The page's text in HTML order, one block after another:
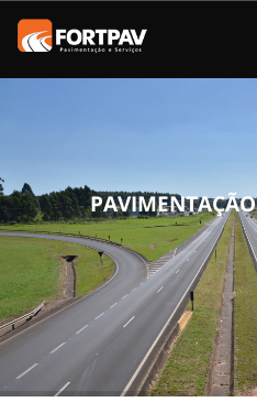
Vias Urbanas
Rodovias
Drenagem
Terraplenagem
PAVIMENTAÇÃO